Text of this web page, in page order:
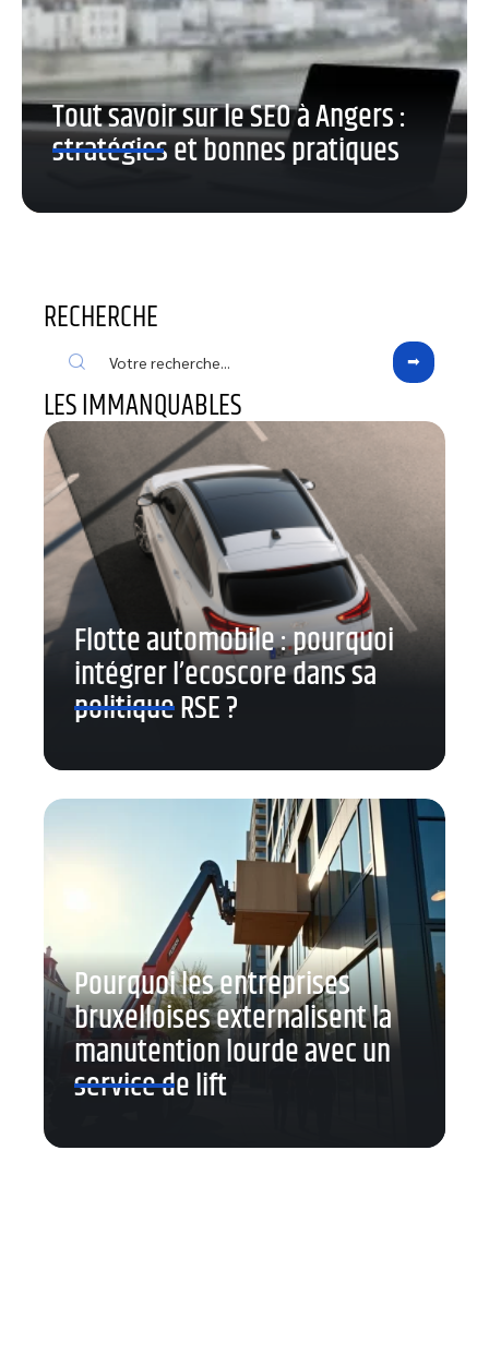
Tout savoir sur le SEO à Angers :
stratégies et bonnes pratiques
RECHERCHE
LES IMMANQUABLES
Flotte automobile : pourquoi
intégrer l’ecoscore dans sa
politique RSE ?
Pourquoi les entreprises
bruxelloises externalisent la
manutention lourde avec un
service de lift